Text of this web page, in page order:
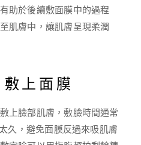
助於後續敷面膜中的過程
肌膚中，讓肌膚呈現柔潤
上面膜
上臉部肌膚，敷臉時間通常
久，避免面膜反過來吸肌膚